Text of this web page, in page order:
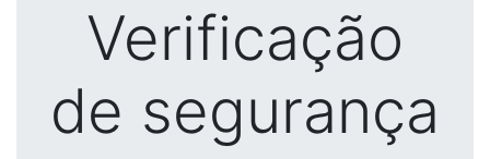
Verificação
de segurança